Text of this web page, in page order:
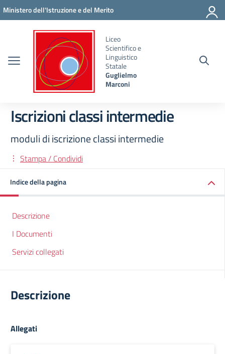
Vai ai contenuti
Vai al menu di navigazione
Vai al footer
Ministero dell'Istruzione e del Merito
Liceo
Scientifico e
Linguistico
Statale
Guglielmo
Marconi
Iscrizioni classi intermedie
moduli di iscrizione classi intermedie
Stampa / Condividi
Indice della pagina
Descrizione
I Documenti
Servizi collegati
Descrizione
Allegati